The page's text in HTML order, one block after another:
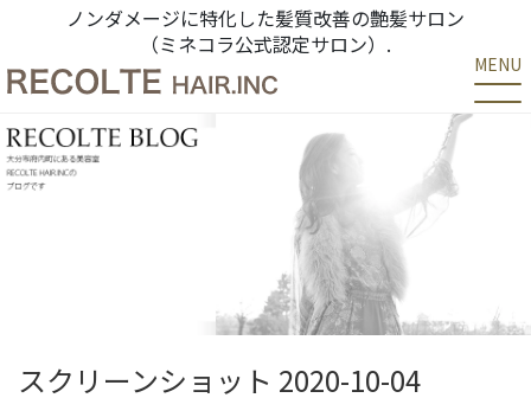
ノンダメージに特化した髪質改善の艶髪サロン
（ミネコラ公式認定サロン）.
MENU
スクリーンショット 2020-10-04